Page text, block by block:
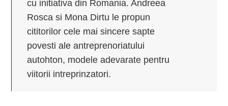
cu initiativa din Romania. Andreea
Rosca si Mona Dirtu le propun
cititorilor cele mai sincere sapte
povesti ale antreprenoriatului
autohton, modele adevarate pentru
viitorii intreprinzatori.